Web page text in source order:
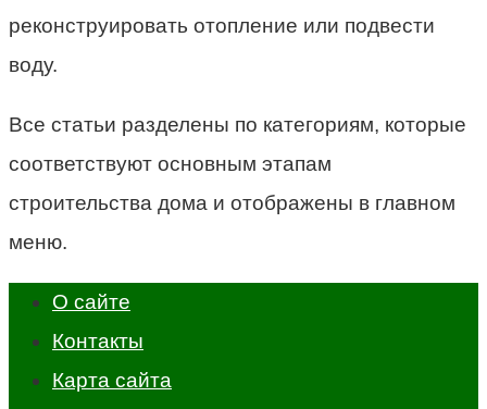
реконструировать отопление или подвести
воду.
Все статьи разделены по категориям, которые
соответствуют основным этапам
строительства дома и отображены в главном
меню.
О сайте
Контакты
Карта сайта